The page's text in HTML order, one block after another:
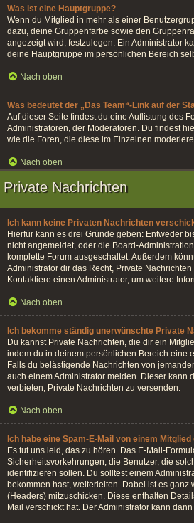
Was ist eine Hauptgruppe?
Wenn du Mitglied in mehr als einer
dazu, deine Gruppenfarbe sowie den
angezeigt wird, festzulegen. Ein Administrator
deine Hauptgruppe im persönlichen Bereich
Nach oben
Was bedeutet der „Das Team“-Link auf der
Auf dieser Seite findest du eine Auflistung des
Administratoren, der Moderatoren. Du findest
wie die Foren, die diese im Einzelnen
Nach oben
Private Nachrichten
Ich kann keine Privaten Nachrichten
Hierfür kann es drei Gründe geben: Entweder
nicht angemeldet, oder die Board-
komplette Forum ausgeschaltet. Außerdem
Administrator dir das Recht, Private
Kontaktiere einen Administrator, um weitere
Nach oben
Ich bekomme ständig unerwünschte Private
Du kannst Private Nachrichten, die dir ein
indem du in deinem persönlichen Bereich eine
Falls du belästigende Nachrichten von
auch einem Administrator melden. Dieser kann
verbieten, Private Nachrichten zu versenden.
Nach oben
Ich habe eine Spam-E-Mail von einem
Es tut uns leid, das zu hören. Das E-Mail-
Sicherheitsvorkehrungen, die Benutzer, die
identifizieren sollen. Du solltest einem
bekommen hast, weiterleiten. Dabei ist es ganz
(Headers) mitzuschicken. Diese enthalten
Mail verschickt hat. Der Administrator kann